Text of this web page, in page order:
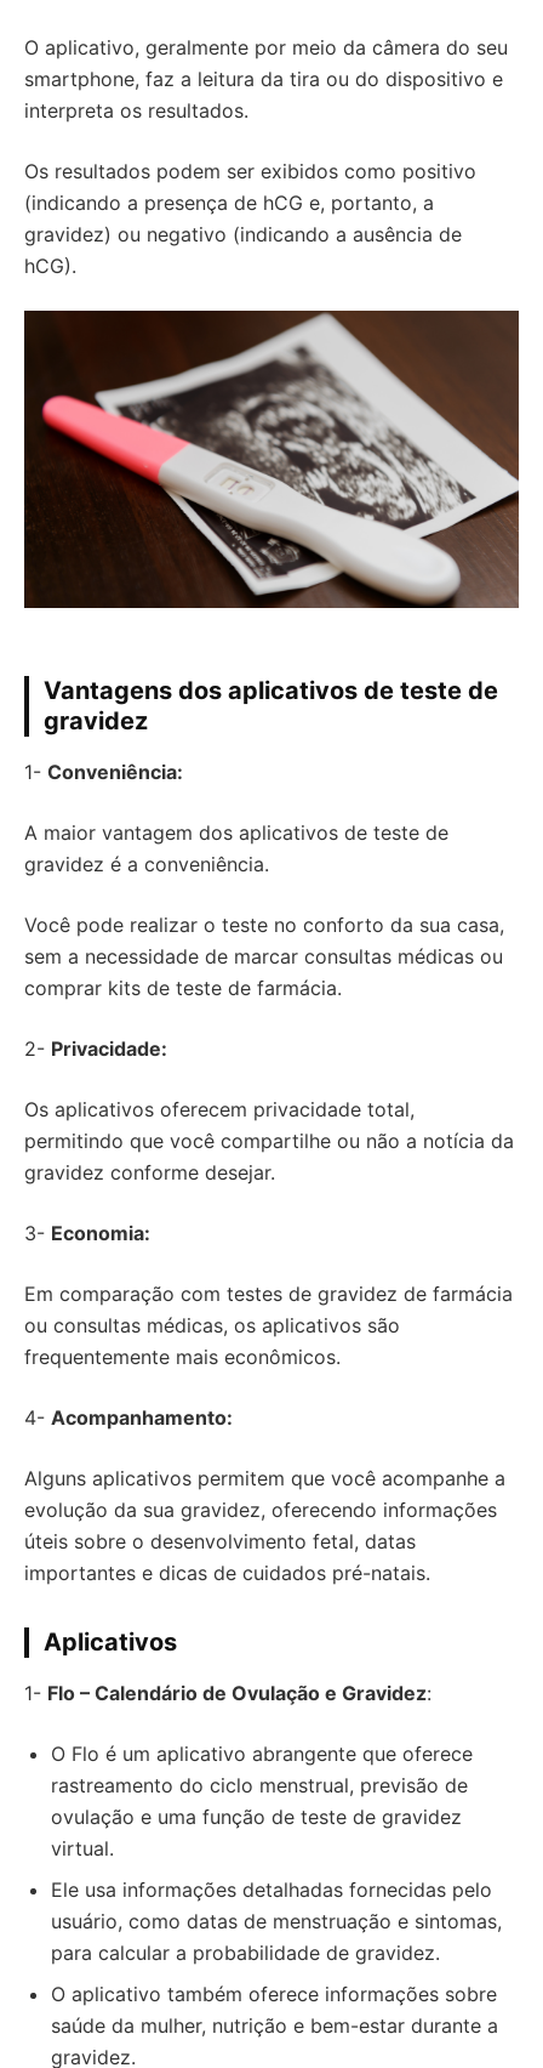
O aplicativo, geralmente por meio da câmera do seu
smartphone, faz a leitura da tira ou do dispositivo e
interpreta os resultados.
Os resultados podem ser exibidos como positivo
(indicando a presença de hCG e, portanto, a
gravidez) ou negativo (indicando a ausência de
hCG).
Vantagens dos aplicativos de teste de
gravidez
1- Conveniência:
A maior vantagem dos aplicativos de teste de
gravidez é a conveniência.
Você pode realizar o teste no conforto da sua casa,
sem a necessidade de marcar consultas médicas ou
comprar kits de teste de farmácia.
2- Privacidade:
Os aplicativos oferecem privacidade total,
permitindo que você compartilhe ou não a notícia da
gravidez conforme desejar.
3- Economia:
Em comparação com testes de gravidez de farmácia
ou consultas médicas, os aplicativos são
frequentemente mais econômicos.
4- Acompanhamento:
Alguns aplicativos permitem que você acompanhe a
evolução da sua gravidez, oferecendo informações
úteis sobre o desenvolvimento fetal, datas
importantes e dicas de cuidados pré-natais.
Aplicativos
1- Flo – Calendário de Ovulação e Gravidez:
O Flo é um aplicativo abrangente que oferece
rastreamento do ciclo menstrual, previsão de
ovulação e uma função de teste de gravidez
virtual.
Ele usa informações detalhadas fornecidas pelo
usuário, como datas de menstruação e sintomas,
para calcular a probabilidade de gravidez.
O aplicativo também oferece informações sobre
saúde da mulher, nutrição e bem-estar durante a
gravidez.